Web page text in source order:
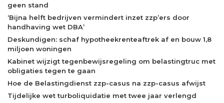
geen stand
‘Bijna helft bedrijven vermindert inzet zzp’ers door
handhaving wet DBA’
Deskundigen: schaf hypotheekrenteaftrek af en bouw 1,8
miljoen woningen
Kabinet wijzigt tegenbewijsregeling om belastingtruc met
obligaties tegen te gaan
Hoe de Belastingdienst zzp-casus na zzp-casus afwijst
Tijdelijke wet turboliquidatie met twee jaar verlengd